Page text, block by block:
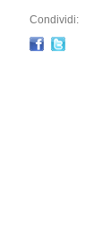
Condividi: